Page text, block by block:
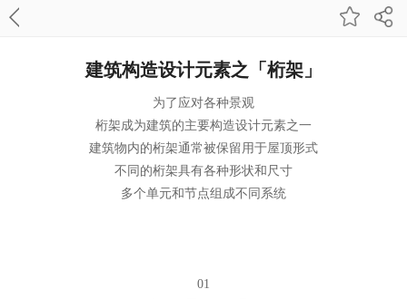
建筑构造设计元素之「桁架」
为了应对各种景观
桁架成为建筑的主要构造设计元素之一
建筑物内的桁架通常被保留用于屋顶形式
不同的桁架具有各种形状和尺寸
多个单元和节点组成不同系统
01